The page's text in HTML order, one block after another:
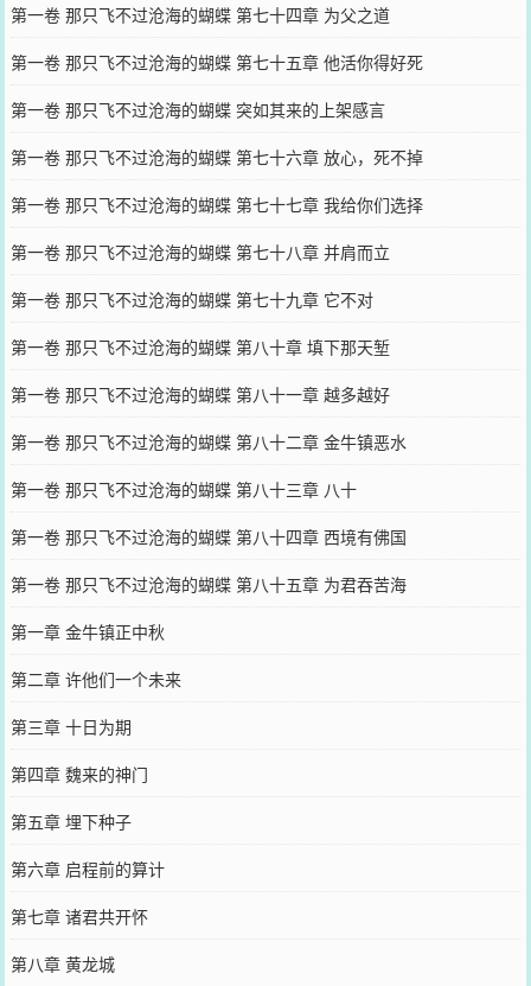
第一卷 那只飞不过沧海的蝴蝶 第七十四章 为父之道
第一卷 那只飞不过沧海的蝴蝶 第七十五章 他活你得好死
第一卷 那只飞不过沧海的蝴蝶 突如其来的上架感言
第一卷 那只飞不过沧海的蝴蝶 第七十六章 放心，死不掉
第一卷 那只飞不过沧海的蝴蝶 第七十七章 我给你们选择
第一卷 那只飞不过沧海的蝴蝶 第七十八章 并肩而立
第一卷 那只飞不过沧海的蝴蝶 第七十九章 它不对
第一卷 那只飞不过沧海的蝴蝶 第八十章 填下那天堑
第一卷 那只飞不过沧海的蝴蝶 第八十一章 越多越好
第一卷 那只飞不过沧海的蝴蝶 第八十二章 金牛镇恶水
第一卷 那只飞不过沧海的蝴蝶 第八十三章 八十
第一卷 那只飞不过沧海的蝴蝶 第八十四章 西境有佛国
第一卷 那只飞不过沧海的蝴蝶 第八十五章 为君吞苦海
第一章 金牛镇正中秋
第二章 许他们一个未来
第三章 十日为期
第四章 魏来的神门
第五章 埋下种子
第六章 启程前的算计
第七章 诸君共开怀
第八章 黄龙城